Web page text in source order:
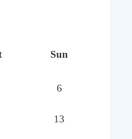
Sun
6
13